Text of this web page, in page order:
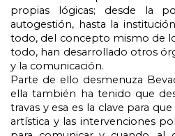
propias lógicas; desde la
autogestión, hasta la
todo, del concepto mismo de
todo, han desarrollado otros
y la comunicación.
Parte de ello desmenuza
ella también ha tenido que
travas y esa es la clave para
artística y las intervenciones